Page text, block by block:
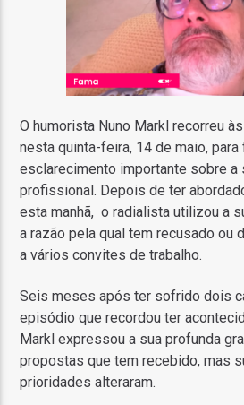
O humorista Nuno Markl recorreu
nesta quinta-feira, 14 de maio, para
esclarecimento importante sobre a
profissional. Depois de ter
esta manhã, o radialista utilizou a
a razão pela qual tem recusado ou
a vários convites de trabalho.
Seis meses após ter sofrido dois
episódio que recordou ter
Markl expressou a sua profunda
propostas que tem recebido, mas
prioridades alteraram.